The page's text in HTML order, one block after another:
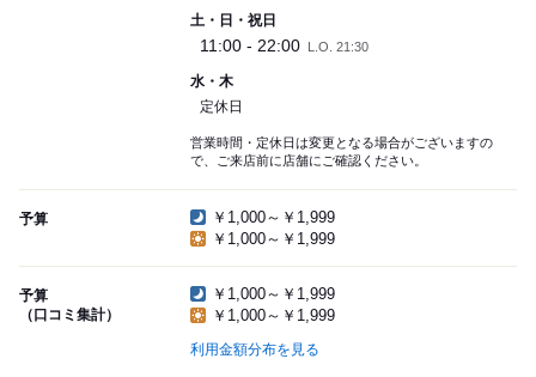
土・日・祝日
11:00 - 22:00 L.O. 21:30
水・木
定休日
営業時間・定休日は変更となる場合がございますの
で、ご来店前に店舗にご確認ください。
予算
￥1,000～￥1,999
￥1,000～￥1,999
予算
（口コミ集計）
￥1,000～￥1,999
￥1,000～￥1,999
利用金額分布を見る